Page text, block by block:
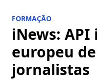
FORMAÇÃO
iNews:
europeu
jornalistas